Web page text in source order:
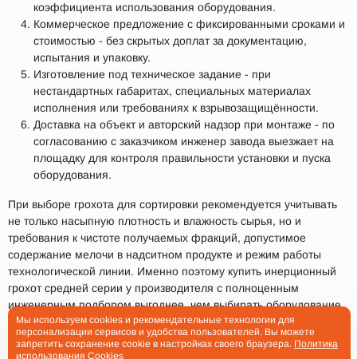
коэффициента использования оборудования.
Коммерческое предложение с фиксированными сроками и
стоимостью - без скрытых доплат за документацию,
испытания и упаковку.
Изготовление под техническое задание - при
нестандартных габаритах, специальных материалах
исполнения или требованиях к взрывозащищённости.
Доставка на объект и авторский надзор при монтаже - по
согласованию с заказчиком инженер завода выезжает на
площадку для контроля правильности установки и пуска
оборудования.
При выборе грохота для сортировки рекомендуется учитывать
не только насыпную плотность и влажность сырья, но и
требования к чистоте получаемых фракций, допустимое
содержание мелочи в надситном продукте и режим работы
технологической линии. Именно поэтому купить инерционный
грохот средней серии у производителя с полноценным
инженерным подбором выгоднее, чем выбирать оборудование
исключительно по каталожным характеристикам: техническое
задание, согласованное с инженером завода, исключает
ошибки в подборе и снижает риск недостаточной
Мы используем cookies и рекомендательные технологии для
персонализации сервисов и удобства пользователей. Вы можете
запретить сохранение cookie в настройках своего браузера. Политика
использования Cookies